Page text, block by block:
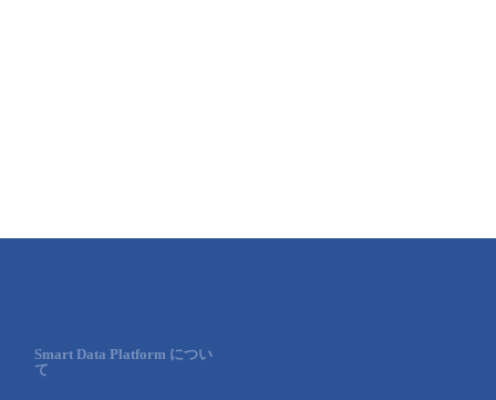
Smart Data Platform につい
て